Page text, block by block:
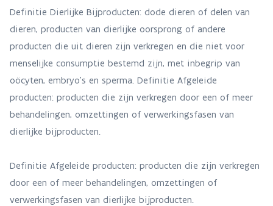
Definitie Dierlijke Bijproducten: dode dieren of delen van
dieren, producten van dierlijke oorsprong of andere
producten die uit dieren zijn verkregen en die niet voor
menselijke consumptie bestemd zijn, met inbegrip van
oöcyten, embryo's en sperma. Definitie Afgeleide
producten: producten die zijn verkregen door een of meer
behandelingen, omzettingen of verwerkingsfasen van
dierlijke bijproducten.
Definitie Afgeleide producten: producten die zijn verkregen
door een of meer behandelingen, omzettingen of
verwerkingsfasen van dierlijke bijproducten.